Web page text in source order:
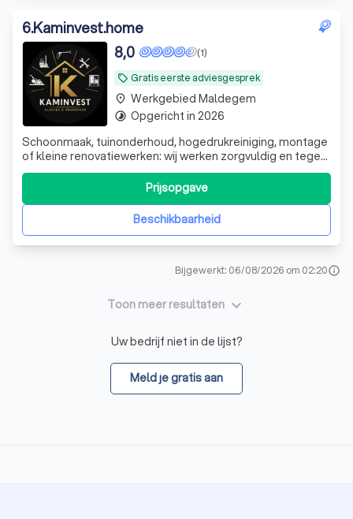
6.Kaminvest.home
local_offer Gratis eerste adviesgesprek
(1)
8,0
Schoonmaak, tuinonderhoud, hogedrukreiniging, montage
of kleine renovatiewerken: wij werken zorgvuldig en tegen
een eerlijke prijs. Eén aanspreekpunt voor al uw klussen,
Beschikbaarheid
Prijsopgave
place Werkgebied Maldegem
timelapse Opgericht in 2026
Bijgewerkt: 06/08/2026 om 02:20info
Toon meer resultaten keyboard_arrow_down
Uw bedrijf niet in de lijst?
Meld je gratis aan